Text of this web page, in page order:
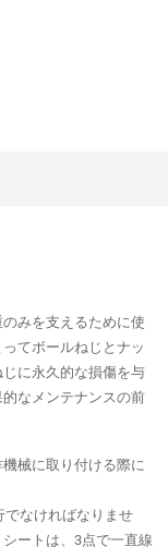
みを支えるために使
てボールねじとナッ
に永久的な損傷を与
なメンテナンスの前
械に取り付ける際に
でなければなりませ
ートは、3点で一直線